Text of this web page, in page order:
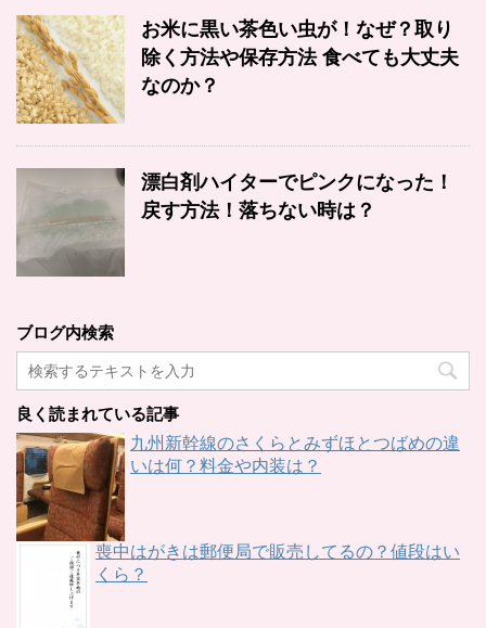
お米に黒い茶色い虫が！なぜ？取り
除く方法や保存方法 食べても大丈夫
なのか？
漂白剤ハイターでピンクになった！
戻す方法！落ちない時は？
ブログ内検索
良く読まれている記事
九州新幹線のさくらとみずほとつばめの違
いは何？料金や内装は？
喪中はがきは郵便局で販売してるの？値段はい
くら？